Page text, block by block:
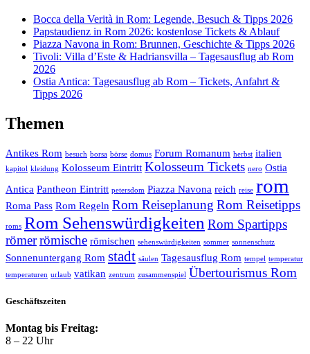
Bocca della Verità in Rom: Legende, Besuch & Tipps 2026
Papstaudienz in Rom 2026: kostenlose Tickets & Ablauf
Piazza Navona in Rom: Brunnen, Geschichte & Tipps 2026
Tivoli: Villa d’Este & Hadriansvilla – Tagesausflug ab Rom
2026
Ostia Antica: Tagesausflug ab Rom – Tickets, Anfahrt &
Tipps 2026
Themen
Antikes Rom besuch borsa börse domus Forum Romanum herbst italien
kapitol kleidung Kolosseum Eintritt Kolosseum Tickets nero Ostia
Antica Pantheon Eintritt petersdom Piazza Navona reich reise rom
Roma Pass Rom Regeln Rom Reiseplanung Rom Reisetipps
roms Rom Sehenswürdigkeiten Rom Spartipps
römerrömische römischen sehenswürdigkeiten sommer sonnenschutz
Sonnenuntergang Rom stadt säulen Tagesausflug Rom tempel temperatur
temperaturen urlaub vatikan zentrum zusammenspiel Übertourismus Rom
Geschäftszeiten
Montag bis Freitag:
8 – 22 Uhr